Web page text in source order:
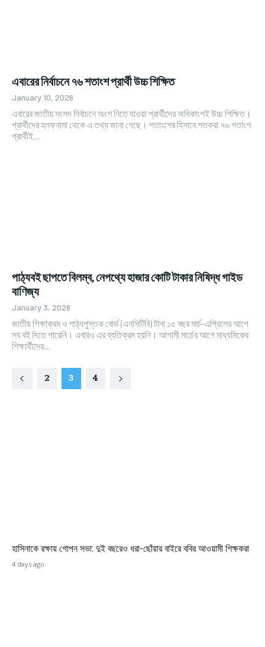
এবারের নির্বাচনে ৭৬ শতাংশ প্রার্থী উচ্চ শিক্ষিত
January 10, 2026
এবারের জাতীয় সংসদ নির্বাচনে অংশ নিতে যাওয়া প্রার্থীদের অধিকাংশই উচ্চ শিক্ষিত।
প্রার্থীদের হলফনামা থেকে এ তথ্য জানা গেছে। শতাংশের হিসাবে শতকরা ৭৬ শতাংশ
প্রার্থীই...
পাঠ্যবই ছাপতে বিলম্ব, নেপথ্যে হাজার কোটি টাকার নিষিদ্ধ গাইড
বাণিজ্য
January 3, 2026
জাতীয় শিক্ষাক্রম ও পাঠ্যপুস্তক বোর্ড (এনসিটিবি) টানা ১৫ বছর মার্চ-এপ্রিলের আগে
সব বই দিতে পারেনি। এবারও এর ব্যতিক্রম হয়নি। আগামী মার্চের আগে মাধ্যমিকের
শিক্ষার্থীদের...
2 3 4
হাসিনাকে রক্ষায় গোপন সভা: দুই বছরেও ধরা-ছোঁয়ার বাইরে ববির আওয়ামী শিক্ষকরা
4 days ago